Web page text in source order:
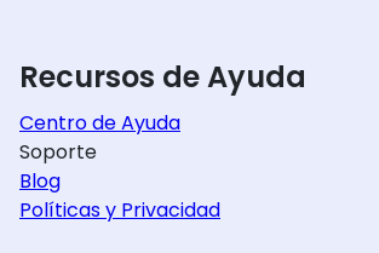
Recursos de Ayuda
Centro de Ayuda
Soporte
Blog
Políticas y Privacidad